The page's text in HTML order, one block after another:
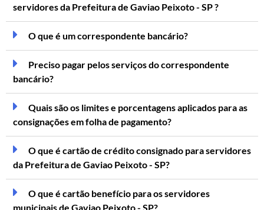
servidores da Prefeitura de Gaviao Peixoto - SP ?
O que é um correspondente bancário?
Preciso pagar pelos serviços do correspondente
bancário?
Quais são os limites e porcentagens aplicados para as
consignações em folha de pagamento?
O que é cartão de crédito consignado para servidores
da Prefeitura de Gaviao Peixoto - SP?
O que é cartão benefício para os servidores
municipais de Gaviao Peixoto - SP?